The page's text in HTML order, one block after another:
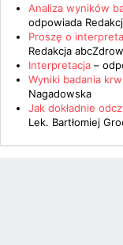
Analiza wyników
odpowiada
Proszę o
Redakcja
Interpretacja –
Wyniki badania
Nagadowska
Jak dokładnie
Lek. Bartłomiej